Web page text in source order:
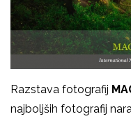
Razstava fotografij
najboljših fotografij